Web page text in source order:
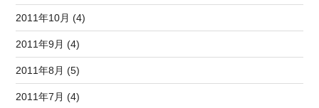
2011年10月 (4)
2011年9月 (4)
2011年8月 (5)
2011年7月 (4)